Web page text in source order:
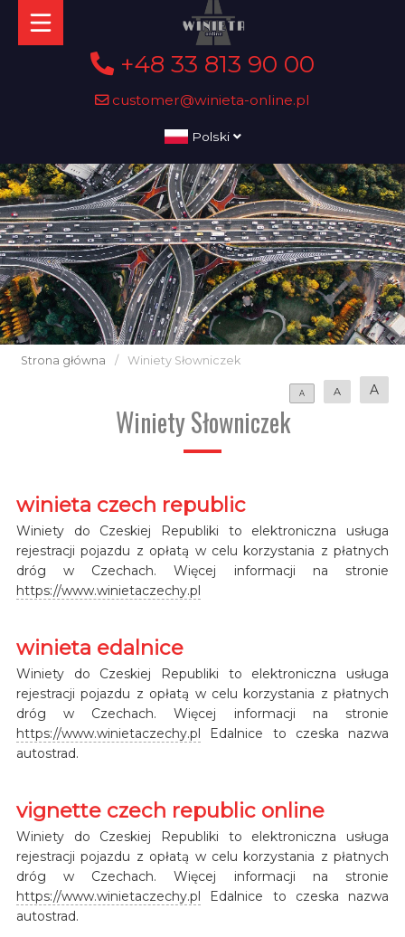
+48 33 813 90 00
customer@winieta-online.pl
Polski
Strona główna / Winiety Słowniczek
A A A
Winiety Słowniczek
winieta czech republic
Winiety do Czeskiej Republiki to elektroniczna usługa
rejestracji pojazdu z opłatą w celu korzystania z płatnych
dróg w Czechach. Więcej informacji na stronie
https://www.winietaczechy.pl
winieta edalnice
Winiety do Czeskiej Republiki to elektroniczna usługa
rejestracji pojazdu z opłatą w celu korzystania z płatnych
dróg w Czechach. Więcej informacji na stronie
https://www.winietaczechy.pl Edalnice to czeska nazwa
autostrad.
vignette czech republic online
Winiety do Czeskiej Republiki to elektroniczna usługa
rejestracji pojazdu z opłatą w celu korzystania z płatnych
dróg w Czechach. Więcej informacji na stronie
https://www.winietaczechy.pl Edalnice to czeska nazwa
autostrad.